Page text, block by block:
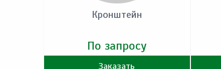
Кронштейн
По запросу
Заказать